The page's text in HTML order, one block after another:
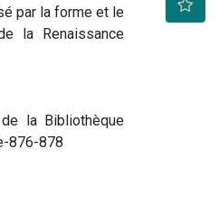
par la forme et le
la Renaissance
la Bibliothèque
876-878